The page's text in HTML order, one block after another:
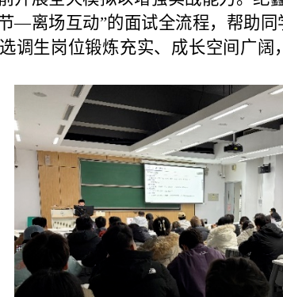
—离场互动”的面试全流程，帮助同
调生岗位锻炼充实、成长空间广